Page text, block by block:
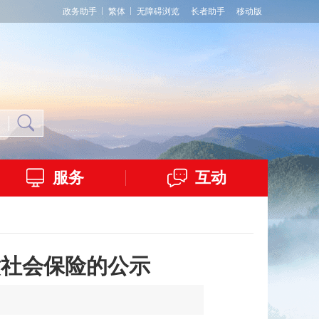
政务助手 繁体 无障碍浏览 长者助手 移动版
服务 互动
会保险的公示